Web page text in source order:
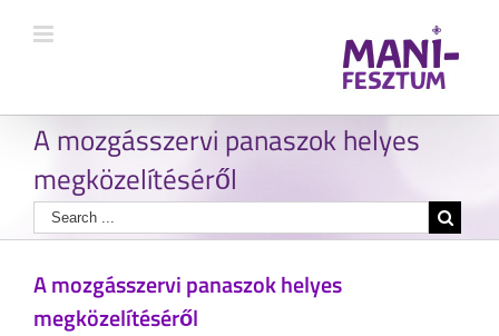
A mozgásszervi panaszok helyes
megközelítéséről
A mozgásszervi panaszok helyes
megközelítéséről